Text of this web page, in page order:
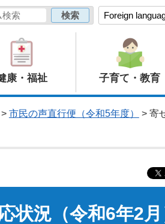
Foreign
康・福祉 子育て・教育
> 市民の声直行便（令和5年度） > 寄
状況（令和6年2月